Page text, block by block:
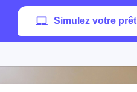
Simulez votre prêt